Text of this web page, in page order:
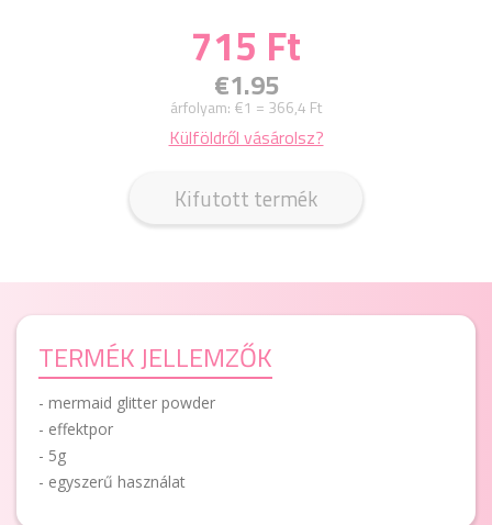
715 Ft
€1.95
árfolyam: €1 = 366,4 Ft
Külföldről vásárolsz?
Kifutott termék
TERMÉK JELLEMZŐK
- mermaid glitter powder
- effektpor
- 5g
- egyszerű használat